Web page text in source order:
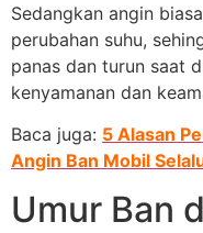
Sedangkan angin
perubahan suhu,
panas dan turun saat
kenyamanan dan
Baca juga: 5 Alasan
Angin Ban Mobil
Umur Ban